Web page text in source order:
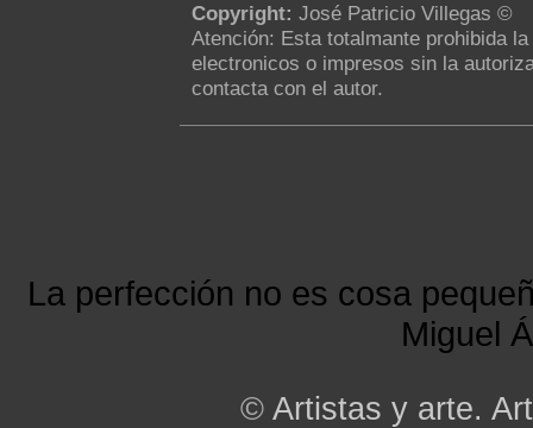
Copyright: José Patricio Villegas ©
Atención: Esta totalmante prohibida
electronicos o impresos sin la
contacta con el autor.
La perfección no es cosa
Miguel
© Artistas y arte.